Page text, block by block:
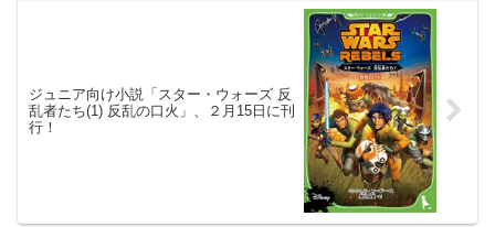
ジュニア向け小説「スター・ウォーズ 反
乱者たち(1) 反乱の口火」、２月15日に刊
行！